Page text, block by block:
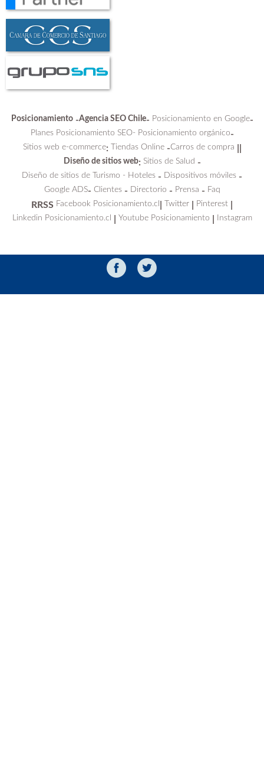
Posicionamiento-Agencia SEO Chile- Posicionamiento en Google-
Planes Posicionamiento SEO- Posicionamiento orgánico-
Sitios web e-commerce: Tiendas Online-Carros de compra
Diseño de sitios web: Sitios de Salud -
Diseño de sitios de Turismo - Hoteles - Dispositivos móviles -
Google ADS- Clientes- Directorio - Prensa - Faq
RRSS Facebook Posicionamiento.cl Twitter Pinterest
Linkedin Posicionamiento.cl Youtube Posicionamiento Instagram